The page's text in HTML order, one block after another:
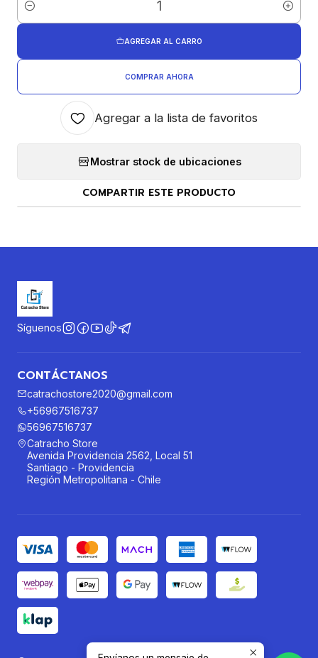
Cantidad
AGREGAR AL CARRO
COMPRAR AHORA
Agregar a la lista de favoritos
Mostrar stock de ubicaciones
COMPARTIR ESTE PRODUCTO
Síguenos
CONTÁCTANOS
catrachostore2020@gmail.com
+56967516737
56967516737
Catracho Store
Avenida Providencia 2562, Local 51
Santiago - Providencia
Región Metropolitana - Chile